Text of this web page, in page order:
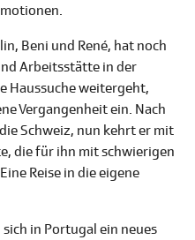
Beni und René, hat noch
Arbeitsstätte in der
Haussuche weitergeht,
Vergangenheit ein. Nach
Schweiz, nun kehrt er mit
die für ihn mit schwierigen
Reise in die eigene
in Portugal ein neues